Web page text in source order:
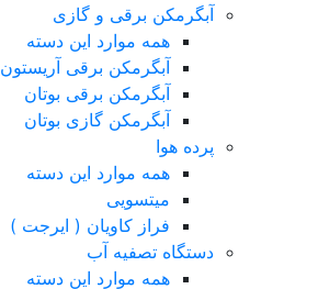
آبگرمکن برقی و گازی
همه موارد این دسته
آبگرمکن برقی آریستون
آبگرمکن برقی بوتان
آبگرمکن گازی بوتان
پرده هوا
همه موارد این دسته
میتسویی
فراز کاویان ( ایرجت )
دستگاه تصفیه آب
همه موارد این دسته